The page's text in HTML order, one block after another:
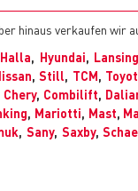
hinaus verkaufen wir
Halla, Hyundai, Lansing
,Still, TCM,
Chery, Combilift,
, Mariotti, Mast,
, Sany, Saxby,